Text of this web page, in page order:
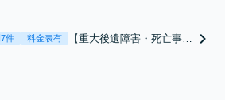
条件で離婚ができ
件 料金表有
【重大後遺障害・死亡事案